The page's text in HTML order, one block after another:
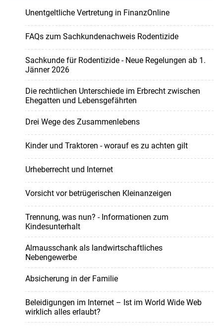
Unentgeltliche Vertretung in FinanzOnline
FAQs zum Sachkundenachweis Rodentizide
Sachkunde für Rodentizide - Neue Regelungen ab 1.
Jänner 2026
Die rechtlichen Unterschiede im Erbrecht zwischen
Ehegatten und Lebensgefährten
Drei Wege des Zusammenlebens
Kinder und Traktoren - worauf es zu achten gilt
Urheberrecht und Internet
Vorsicht vor betrügerischen Kleinanzeigen
Trennung, was nun? - Informationen zum
Kindesunterhalt
Almausschank als landwirtschaftliches
Nebengewerbe
Absicherung in der Familie
Beleidigungen im Internet – Ist im World Wide Web
wirklich alles erlaubt?